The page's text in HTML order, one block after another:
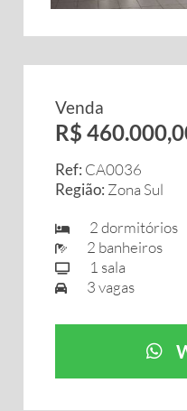
Venda
R$
Ref: CA0036
Região: Zona Sul
2 dormitórios
2 banheiros
1 sala
3 vagas